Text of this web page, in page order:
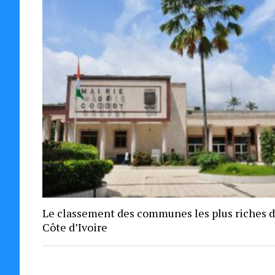
Le classement des communes les plus riches
Côte d’Ivoire